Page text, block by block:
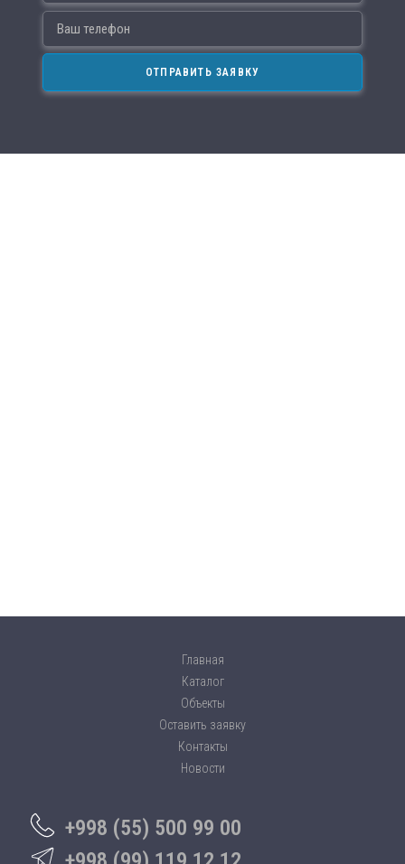
Главная
Каталог
Объекты
Оставить заявку
Контакты
Новости
+998 (55) 500 99 00